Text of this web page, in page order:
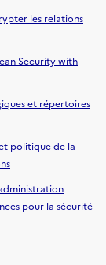
les relations
Security with
et répertoires
politique de la
pour la sécurité